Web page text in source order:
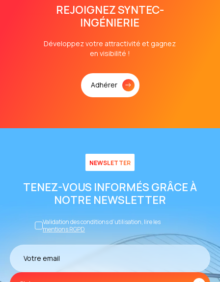
REJOIGNEZ SYNTEC-
INGÉNIERIE
Développez votre attractivité et gagnez
en visibilité !
Adhérer
NEWSLETTER
TENEZ-VOUS INFORMÉS GRÂCE À
NOTRE NEWSLETTER
Validation des conditions d’utilisation, lire les
mentions RGPD